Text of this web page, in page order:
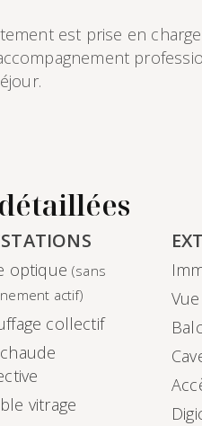
est prise en
optique(sans
actif)
collectif
vitrage